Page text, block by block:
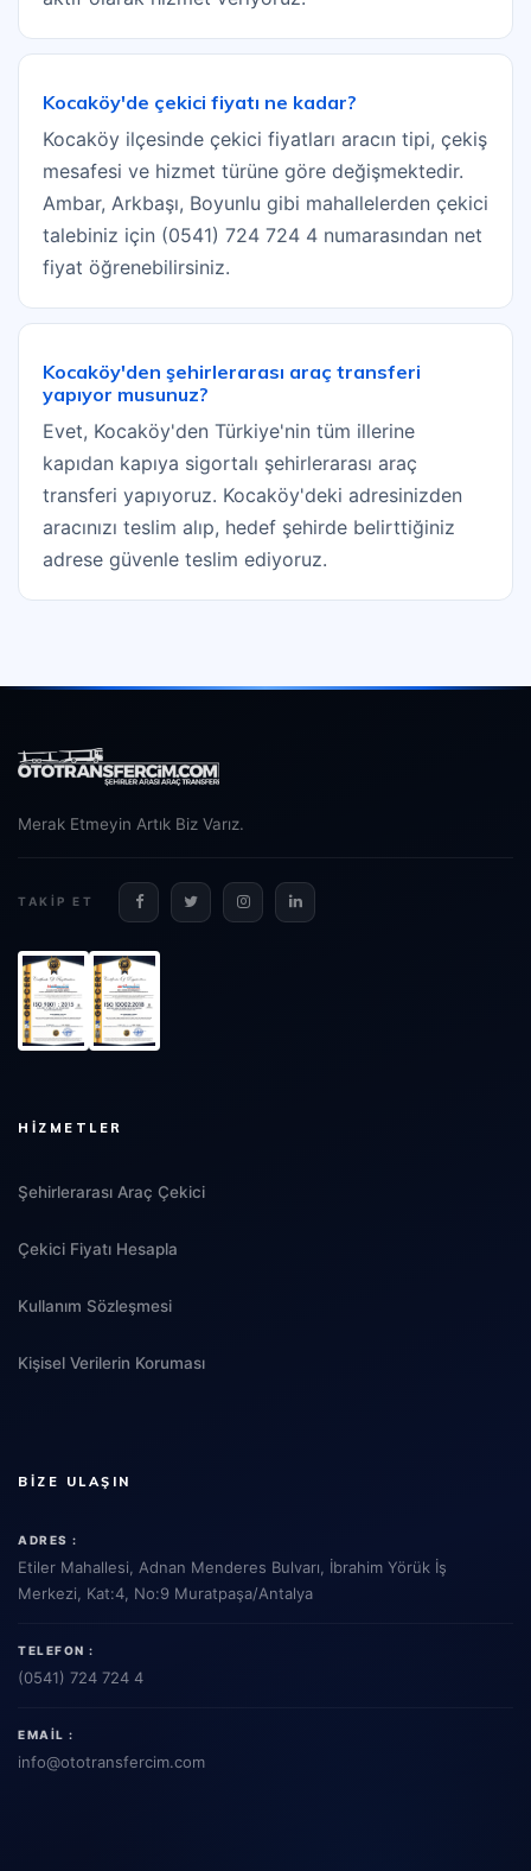
Kocaköy'de çekici fiyatı ne kadar?
Kocaköy ilçesinde çekici fiyatları aracın tipi, çekiş
mesafesi ve hizmet türüne göre değişmektedir.
Ambar, Arkbaşı, Boyunlu gibi mahallelerden çekici
talebiniz için (0541) 724 724 4 numarasından net
fiyat öğrenebilirsiniz.
Kocaköy'den şehirlerarası araç transferi
yapıyor musunuz?
Evet, Kocaköy'den Türkiye'nin tüm illerine
kapıdan kapıya sigortalı şehirlerarası araç
transferi yapıyoruz. Kocaköy'deki adresinizden
aracınızı teslim alıp, hedef şehirde belirttiğiniz
adrese güvenle teslim ediyoruz.
Merak Etmeyin Artık Biz Varız.
TAKIP ET
HIZMETLER
Şehirlerarası Araç Çekici
Çekici Fiyatı Hesapla
Kullanım Sözleşmesi
Kişisel Verilerin Koruması
BIZE ULAŞIN
ADRES :
Etiler Mahallesi, Adnan Menderes Bulvarı, İbrahim Yörük İş
Merkezi, Kat:4, No:9 Muratpaşa/Antalya
TELEFON :
(0541) 724 724 4
EMAIL :
info@ototransfercim.com